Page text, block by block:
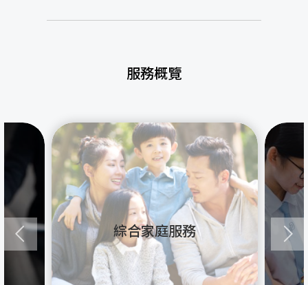
服務概覽
綜合家庭服務